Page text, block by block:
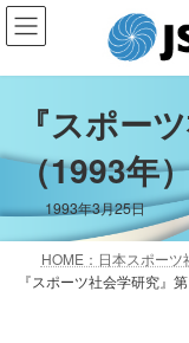
コ
ン
ス
ッ
ナ
ビ
ン
移
『スポー
（1993年
1993年3月25日
HOME：日本スポーツ
『スポーツ社会学研究』